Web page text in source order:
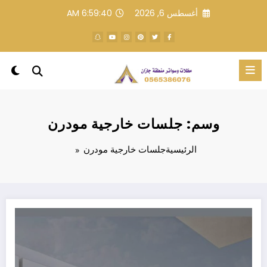
أغسطس 6, 2026 6:59:40 AM
وسم: جلسات خارجية مودرن
الرئيسيةجلسات خارجية مودرن